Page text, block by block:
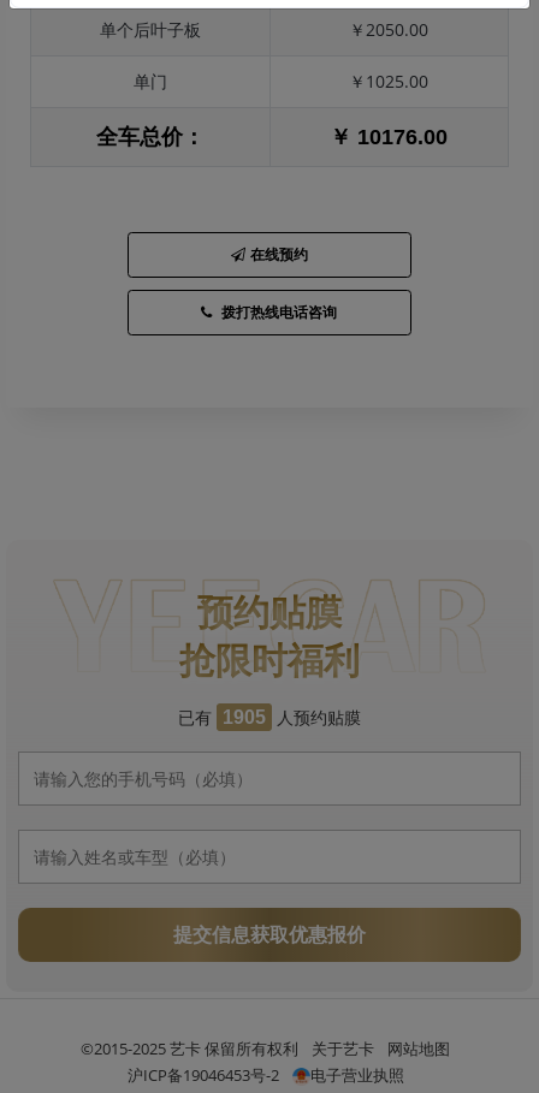
单个后叶子板 ￥2050.00
单门 ￥1025.00
全车总价： ￥ 10176.00
在线预约
拨打热线电话咨询
预约贴膜
抢限时福利
已有 1905 人预约贴膜
提交信息获取优惠报价
©2015-2025 艺卡 保留所有权利 关于艺卡
网站地图
沪ICP备19046453号-2
电子营业执照